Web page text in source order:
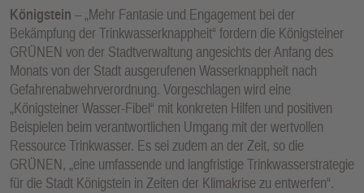
Königstein – „Mehr Fantasie und Engagement bei der
Bekämpfung der Trinkwasserknappheit“ fordern die Königsteiner
GRÜNEN von der Stadtverwaltung angesichts der Anfang des
Monats von der Stadt ausgerufenen Wasserknappheit nach
Gefahrenabwehrverordnung. Vorgeschlagen wird eine
„Königsteiner Wasser-Fibel“ mit konkreten Hilfen und positiven
Beispielen beim verantwortlichen Umgang mit der wertvollen
Ressource Trinkwasser. Es sei zudem an der Zeit, so die
GRÜNEN, „eine umfassende und langfristige Trinkwasserstrategie
für die Stadt Königstein in Zeiten der Klimakrise zu entwerfen“.
U
N
K
TI
O
N
E
N